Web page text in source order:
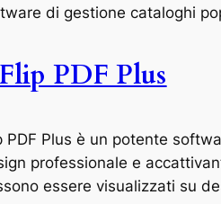
di gestione cataloghi
PDF Plus
PDF Plus è un potente
professionale e
essere visualizzati su